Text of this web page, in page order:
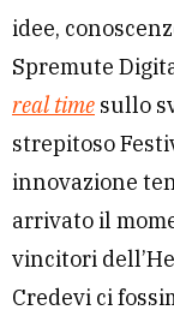
idee,
Spremute
real time sullo
strepitoso
innovazione
arrivato il
vincitori
Credevi ci